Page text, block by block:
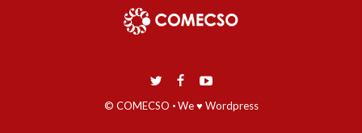
© COMECSO ·We ♥ Wordpress